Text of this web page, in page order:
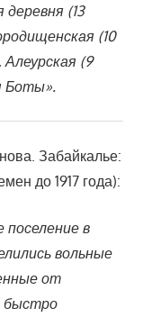
деревня (13
(10
Алеурская (9
Боты».
Забайкалье:
до 1917 года):
поселение в
вольные
от
быстро